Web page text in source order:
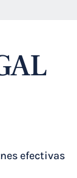
efectivas